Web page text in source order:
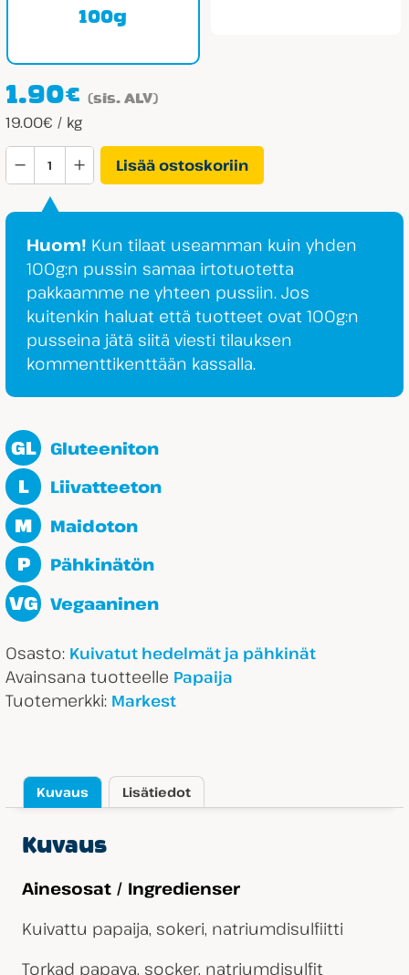
100g
1.90€ (sis. ALV)
19.00€ / kg
Kuivattu
Papaijatanko
määrä
Lisää ostoskoriin
Huom! Kun tilaat useamman kuin yhden
100g:n pussin samaa irtotuotetta
pakkaamme ne yhteen pussiin. Jos
kuitenkin haluat että tuotteet ovat 100g:n
pusseina jätä siitä viesti tilauksen
kommenttikenttään kassalla.
GL Gluteeniton
L Liivatteeton
M Maidoton
P Pähkinätön
VG Vegaaninen
Osasto: Kuivatut hedelmät ja pähkinät
Avainsana tuotteelle Papaija
Tuotemerkki: Markest
Kuvaus Lisätiedot
Kuvaus
Ainesosat / Ingredienser
Kuivattu papaija, sokeri, natriumdisulfiitti
Torkad papaya, socker, natriumdisulfit